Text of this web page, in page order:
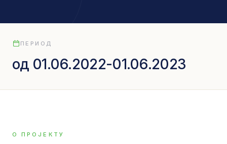
ПЕРИОД
од 01.06.2022-01.06.2023
О ПРОЈЕКТУ